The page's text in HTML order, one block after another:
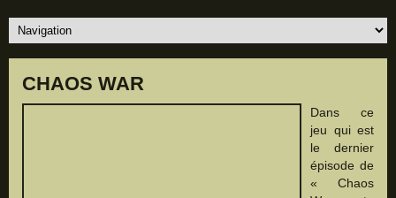
CHAOS WAR
Dans ce
jeu qui est
le dernier
épisode de
« Chaos